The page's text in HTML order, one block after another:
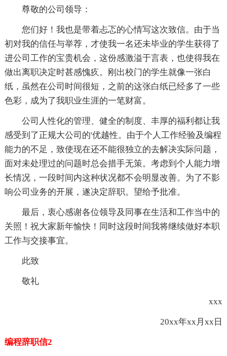
尊敬的公司领导：
您们好！我也是带着忐忑的心情写这次致信。由于当
初对我的信任与举荐，才使我一名还未毕业的学生获得了
进公司工作的宝贵机会，这份感激溢于言表，也使得我在
做出离职决定时甚感愧疚。刚出校门的学生就像一张白
纸，虽然在公司时间很短，之前的这张白纸已经多了一些
色彩，成为了我职业生涯的一笔财富。
公司人性化的管理、健全的制度、丰厚的福利都让我
感受到了正规大公司的'优越性。由于个人工作经验及编程
能力的不足，致使现在还不能很独立的去解决实际问题，
面对未处理过的问题时总会措手无策。考虑到个人能力增
长情况，一段时间内这种状况都不会明显改善。为了不影
响公司业务的开展，遂决定辞职。望给予批准。
最后，衷心感谢各位领导及同事在生活和工作当中的
关照！祝大家新年愉快！同时这段时间我将继续做好本职
工作与交接事宜。
此致
敬礼
xxx
20xx年xx月xx日
编程辞职信2